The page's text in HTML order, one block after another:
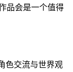
品会是一个值得
色交流与世界观